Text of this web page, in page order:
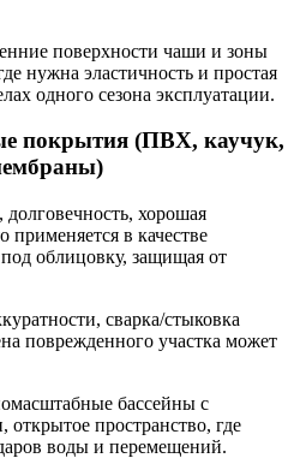
поверхности чаши и зоны
нужна эластичность и простая
одного сезона эксплуатации.
покрытия (ПВХ, каучук,
хорошая
применяется в качестве
облицовку, защищая от
сварка/стыковка
поврежденного участка может
бассейны с
пространство, где
воды и перемещений.